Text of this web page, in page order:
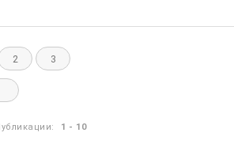
2 3
1 - 10